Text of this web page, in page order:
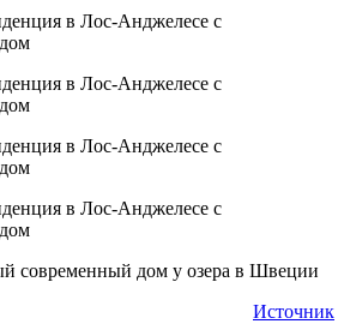
современный дом у озера в Швеции
Источник